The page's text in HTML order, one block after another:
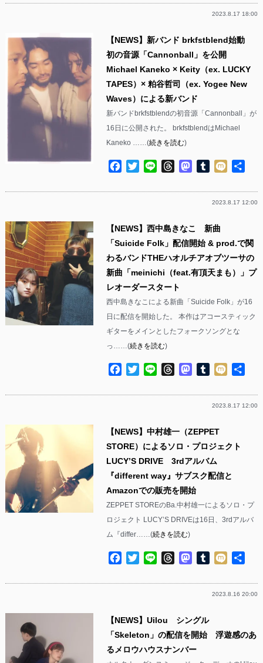
2023.8.17 18:00
【NEWS】新バンド brkfstblend始動
初の音源「Cannonball」を公開
Michael Kaneko × Keity（ex. LUCKY
TAPES）× 粕谷哲司（ex. Yogee New
Waves）による新バンド
新バンドbrkfstblendの初音源「Cannonball」が
16日に公開された。 brkfstblendはMichael
Kaneko ……(続きを読む)
Facebook
TwitterLine ThreadsMastodon
Tumblr
Mixi
2023.8.17 12:00
【NEWS】西中島きなこ 新曲
「Suicide Folk」配信開始 & prod.で関
わるバンドTHEハオルチアオブツーサの
新曲「meinichi（feat.有頂天まも）」プ
レオーダースタート
西中島きなこによる新曲「Suicide Folk」が16
日に配信を開始した。 本作はアコースティック
ギターをメインとしたフォークソングとな
っ……(続きを読む)
Facebook
TwitterLine ThreadsMastodon
Tumblr
Mixi
2023.8.17 12:00
【NEWS】中村雄一（ZEPPET
STORE）によるソロ・プロジェクト
LUCY’S DRIVE 3rdアルバム
『different way』サブスク配信と
Amazonでの販売を開始
ZEPPET STOREのBa.中村雄一によるソロ・プ
ロジェクト LUCY’S DRIVEは16日、3rdアルバ
ム『differ……(続きを読む)
Facebook
TwitterLine ThreadsMastodon
Tumblr
Mixi
2023.8.16 20:00
【NEWS】Uilou シングル
「Skeleton」の配信を開始 浮遊感のあ
るメロウハウスナンバー